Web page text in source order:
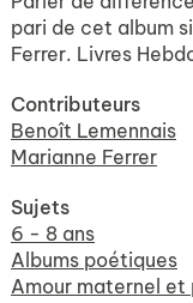
pari de cet album
Ferrer. Livres
Contributeurs
Benoît Lemennais
Marianne Ferrer
Sujets
6 - 8 ans
Albums poétiques
Amour maternel et